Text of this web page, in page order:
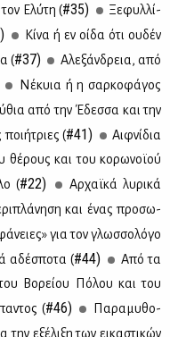
Ελύ­τη (#35)
Ξε­φυλ­λί­
Κί­να ή εν οί­δα ότι ου­δέν
(#37)
Αλε­ξάν­δρεια, από
Νέ­κυια ή η σαρ­κο­φά­γος
από την Έδεσ­σα και την
(#41)
Αιφ­νί­δια
θέ­ρους και του κο­ρω­νοϊ­ού
(#22)
Αρ­χαϊ­κά λυ­ρι­κά
και ένας προ­σω­
για τον γλωσ­σο­λό­γο
αδέ­σπο­τα (#44)
Από τα
Βο­ρεί­ου Πό­λου και του
(#46)
Πα­ρα­μυ­θο­
την εξέ­λι­ξη των ει­κα­στι­κών